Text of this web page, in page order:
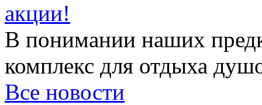
акции!
В понимании наших
комплекс для отдыха
Все новости